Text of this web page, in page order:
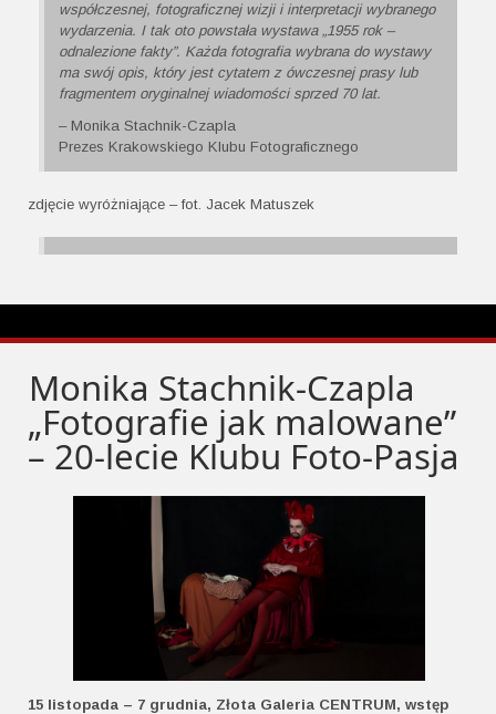
współczesnej, fotograficznej wizji i interpretacji wybranego
wydarzenia. I tak oto powstała wystawa „1955 rok –
odnalezione fakty”. Każda fotografia wybrana do wystawy
ma swój opis, który jest cytatem z ówczesnej prasy lub
fragmentem oryginalnej wiadomości sprzed 70 lat.
– Monika Stachnik-Czapla
Prezes Krakowskiego Klubu Fotograficznego
zdjęcie wyróżniające – fot. Jacek Matuszek
Monika Stachnik-Czapla
„Fotografie jak malowane”
– 20-lecie Klubu Foto-Pasja
15 listopada – 7 grudnia, Złota Galeria CENTRUM, wstęp